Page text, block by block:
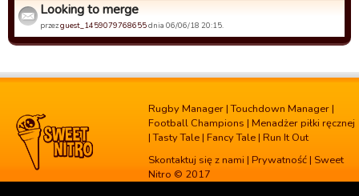
Looking to merge
przezguest_1459079768655dnia 06/06/18 20:15.
Rugby Manager |Touchdown Manager |
Football Champions | Menadżer piłki ręcznej
|Tasty Tale | Fancy Tale | Run It Out
Skontaktuj się z nami | Prywatność | Sweet
Nitro © 2017